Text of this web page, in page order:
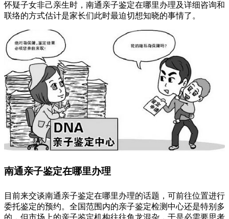
怀疑子女非己亲生时，南通亲子鉴定在哪里办理及详细咨询和
联络的方式估计是家长们此时最迫切想知晓的事情了。
南通亲子鉴定在哪里办理
目前来交谈南通亲子鉴定在哪里办理的话题，可前往位置进行
委托鉴定的预约。全国范围内的亲子鉴定检测中心还是特别多
的，但市场上的亲子鉴定机构往往鱼龙混杂，于是必需要思考